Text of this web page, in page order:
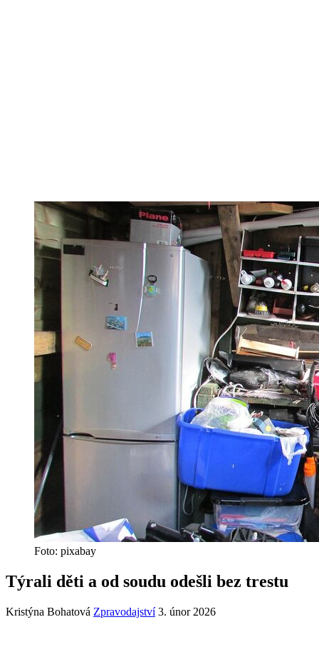
Foto: pixabay
Týrali děti a od soudu odešli bez trestu
Kristýna Bohatová Zpravodajství 3. únor 2026